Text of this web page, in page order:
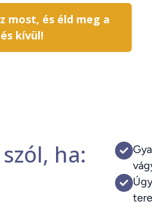
most, és éld meg a
kívül!
ha: